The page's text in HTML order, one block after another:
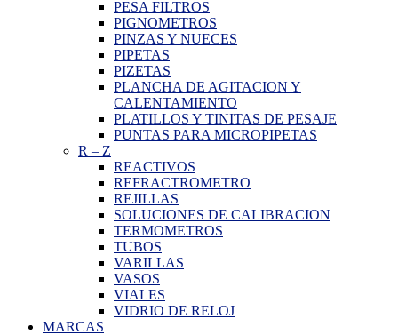
PESA FILTROS
PIGNOMETROS
PINZAS Y NUECES
PIPETAS
PIZETAS
PLANCHA DE AGITACION Y
CALENTAMIENTO
PLATILLOS Y TINITAS DE PESAJE
PUNTAS PARA MICROPIPETAS
R – Z
REACTIVOS
REFRACTROMETRO
REJILLAS
SOLUCIONES DE CALIBRACION
TERMOMETROS
TUBOS
VARILLAS
VASOS
VIALES
VIDRIO DE RELOJ
MARCAS